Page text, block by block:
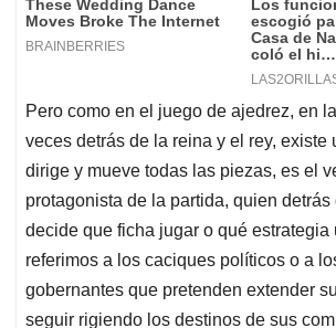
Pero como en el juego de ajedrez, en
veces detrás de la reina y el rey, existe
dirige y mueve todas las piezas, es el
protagonista de la partida, quien
decide que ficha jugar o qué estrategia
referimos a los caciques políticos o a
gobernantes que pretenden extender
seguir rigiendo los destinos de sus